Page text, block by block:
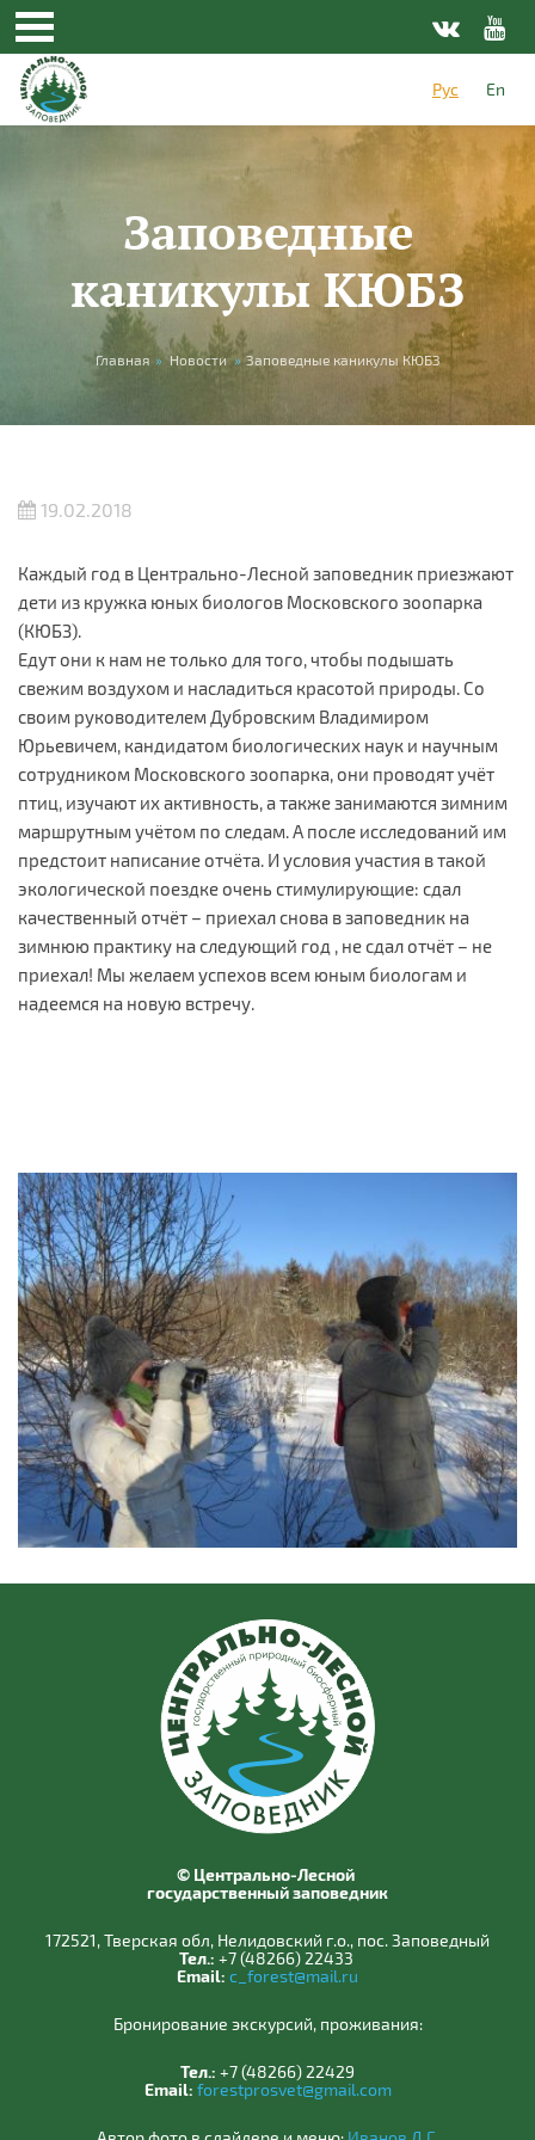
Перейти к основному содержанию
Рус
En
Заповедные
каникулы КЮБЗ
Вы здесь
Главная » Новости » Заповедные каникулы КЮБЗ
19.02.2018
Каждый год в Центрально-Лесной заповедник приезжают
дети из кружка юных биологов Московского зоопарка
(КЮБЗ).
Едут они к нам не только для того, чтобы подышать
свежим воздухом и насладиться красотой природы. Со
своим руководителем Дубровским Владимиром
Юрьевичем, кандидатом биологических наук и научным
сотрудником Московского зоопарка, они проводят учёт
птиц, изучают их активность, а также занимаются зимним
маршрутным учётом по следам. А после исследований им
предстоит написание отчёта. И условия участия в такой
экологической поездке очень стимулирующие: сдал
качественный отчёт – приехал снова в заповедник на
зимнюю практику на следующий год , не сдал отчёт – не
приехал! Мы желаем успехов всем юным биологам и
надеемся на новую встречу.
© Центрально-Лесной
государственный заповедник
172521, Тверская обл, Нелидовский г.о., пос. Заповедный
Тел.: +7 (48266) 22433
Email: c_forest@mail.ru
Бронирование экскурсий, проживания:
Тел.: +7 (48266) 22429
Email: forestprosvet@gmail.com